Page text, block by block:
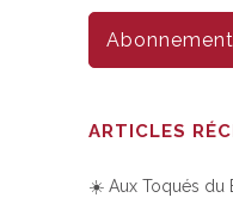
ARTICLES
☀️ Aux Toqués du